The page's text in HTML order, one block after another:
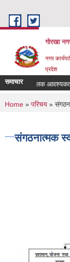
गोरखा
नगर
प्रदेश
समाचार
सवारी चालक आवश्यकता
You are
Home » परिचय »
संगठनात्मक